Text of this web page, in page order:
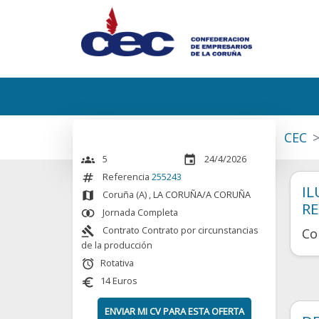
CEC
groups 5 event 24/4/2026
numbers Referencia 255243
map Coruña (A) , LA CORUÑA/A CORUÑA
join_inner Jornada Completa
gavel
Contrato Contrato por circunstancias
de la producción
alarm Rotativa
euro 14 Euros
ENVIAR MI CV PARA ESTA OFERTA